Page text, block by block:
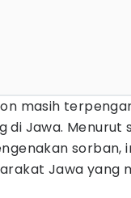
masih
di Jawa. Menurut
sorban,
Jawa yang